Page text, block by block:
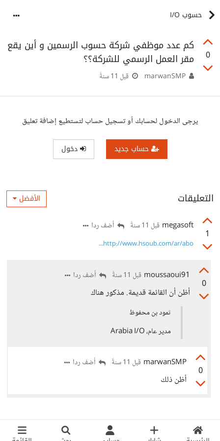
حسوب I/O
0
كم عدد موظفي شركة حسوب الرسمين و أين يقع
مقر العمل الرسمي للشركة؟؟
قبل 11 سنةً
يرجى الدخول لحسابك أو تسجيل حساب لتستطيع إضافة تعليق
حساب جديد دخول
التعليقات الأفضل
1
megasoft قبل 11 سنةً أضف ردا
http://www.hsoub.com/ar/abo...
0
moussaoui91 قبل 11 سنةً أضف ردا
أظن أن القائمة قديمة. مذكور هناك
ثمود بن محفوظ
مدير عام، Arabia I/O
0
marwanSMP قبل 11 سنةً أضف ردا
أظن ذلك